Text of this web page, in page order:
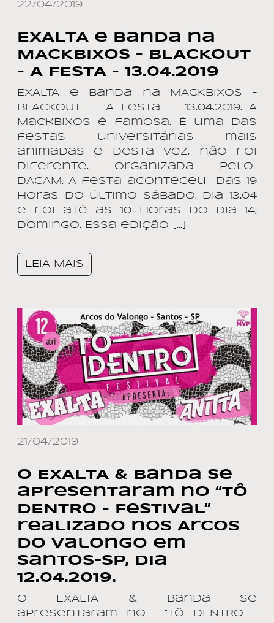
22/04/2019
EXALTA e Banda na
MACKBIXOS – BLACKOUT
– A FESTA – 13.04.2019
EXALTA e Banda na MACKBIXOS –
BLACKOUT – A Festa – 13.04.2019. A
MackBixos é famosa. É uma das
festas universitárias mais
animadas e desta vez, não foi
diferente. Organizada pelo
DACAM. A festa aconteceu das 19
horas do último sábado, dia 13.04
e foi até as 10 horas do dia 14,
domingo. Essa edição […]
LEIA MAIS
21/04/2019
O EXALTA & Banda se
apresentaram no “TÔ
DENTRO – Festival”
realizado nos Arcos
do Valongo em
Santos-SP, dia
12.04.2019.
O EXALTA & Banda se
apresentaram no “TÔ DENTRO –